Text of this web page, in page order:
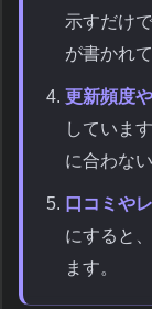
示すだけ
が書かれ
更新頻度
していま
に合わな
口コミや
にすると
ます。